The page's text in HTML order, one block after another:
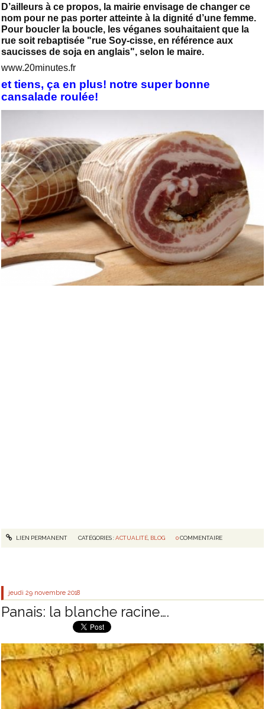
D’ailleurs à ce propos, la mairie envisage de changer ce
nom pour ne pas porter atteinte à la dignité d’une femme.
Pour boucler la boucle, les véganes souhaitaient que la
rue soit rebaptisée "rue Soy-cisse, en référence aux
saucisses de soja en anglais", selon le maire.
www.20minutes.fr
et tiens, ça en plus! notre super bonne
cansalade roulée!
LIEN PERMANENT CATÉGORIES :ACTUALITÉ, BLOG 0COMMENTAIRE
jeudi 29 novembre 2018
Panais: la blanche racine….